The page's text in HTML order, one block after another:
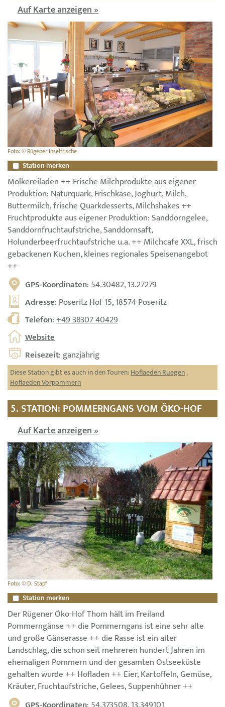
Auf Karte anzeigen »
Foto: © Rügener Inselfrische
Station merken
Molkereiladen ++ Frische Milchprodukte aus eigener
Produktion: Naturquark, Frischkäse, Joghurt, Milch,
Buttermilch, frische Quarkdesserts, Milchshakes ++
Fruchtprodukte aus eigener Produktion: Sanddorngelee,
Sanddornfruchtaufstriche, Sanddornsaft,
Holunderbeerfruchtaufstriche u.a. ++ Milchcafe XXL, frisch
gebackenen Kuchen, kleines regionales Speisenangebot
++
GPS-Koordinaten: 54.30482, 13.27279
Adresse: Poseritz Hof 15, 18574 Poseritz
Telefon:+49 38307 40429
Website
Reisezeit: ganzjährig
Diese Station gibt es auch in den Touren:Hoflaeden Ruegen,
Hoflaeden Vorpommern
5. STATION: POMMERNGANS VOM ÖKO-HOF
Auf Karte anzeigen »
Foto: © D. Stapf
Station merken
Der Rügener Öko-Hof Thom hält im Freiland
Pommerngänse ++ die Pommerngans ist eine sehr alte
und große Gänserasse ++ die Rasse ist ein alter
Landschlag, die schon seit mehreren hundert Jahren im
ehemaligen Pommern und der gesamten Ostseeküste
gehalten wurde ++ Hofladen ++ Eier, Kartoffeln, Gemüse,
Kräuter, Fruchtaufstriche, Gelees, Suppenhühner ++